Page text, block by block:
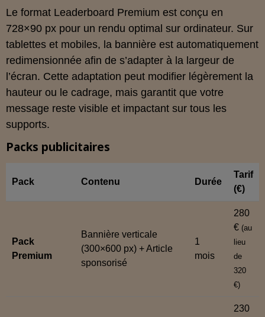
Le format Leaderboard Premium est conçu en
728×90 px pour un rendu optimal sur ordinateur. Sur
tablettes et mobiles, la bannière est automatiquement
redimensionnée afin de s’adapter à la largeur de
l’écran. Cette adaptation peut modifier légèrement la
hauteur ou le cadrage, mais garantit que votre
message reste visible et impactant sur tous les
supports.
Packs publicitaires
Pack Contenu Durée
Tarif
(€)
Pack
Premium
Bannière verticale
(300×600 px) + Article
sponsorisé
1
mois
280
€ (au
lieu
de
320
€)
230